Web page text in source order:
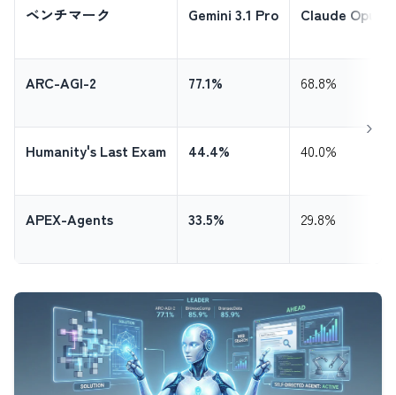
ベンチマーク Gemini 3.1 Pro Claude Opus
ARC-AGI-2 77.1% 68.8%
Humanity's Last Exam 44.4% 40.0%
APEX-Agents 33.5% 29.8%